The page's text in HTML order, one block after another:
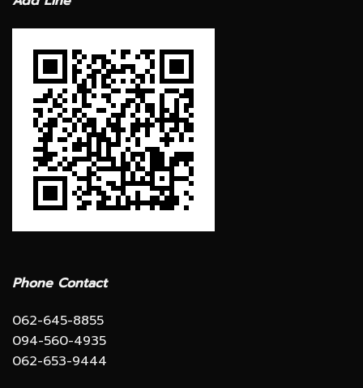
Phone Contact
062-645-8855
094-560-4935
062-653-9444